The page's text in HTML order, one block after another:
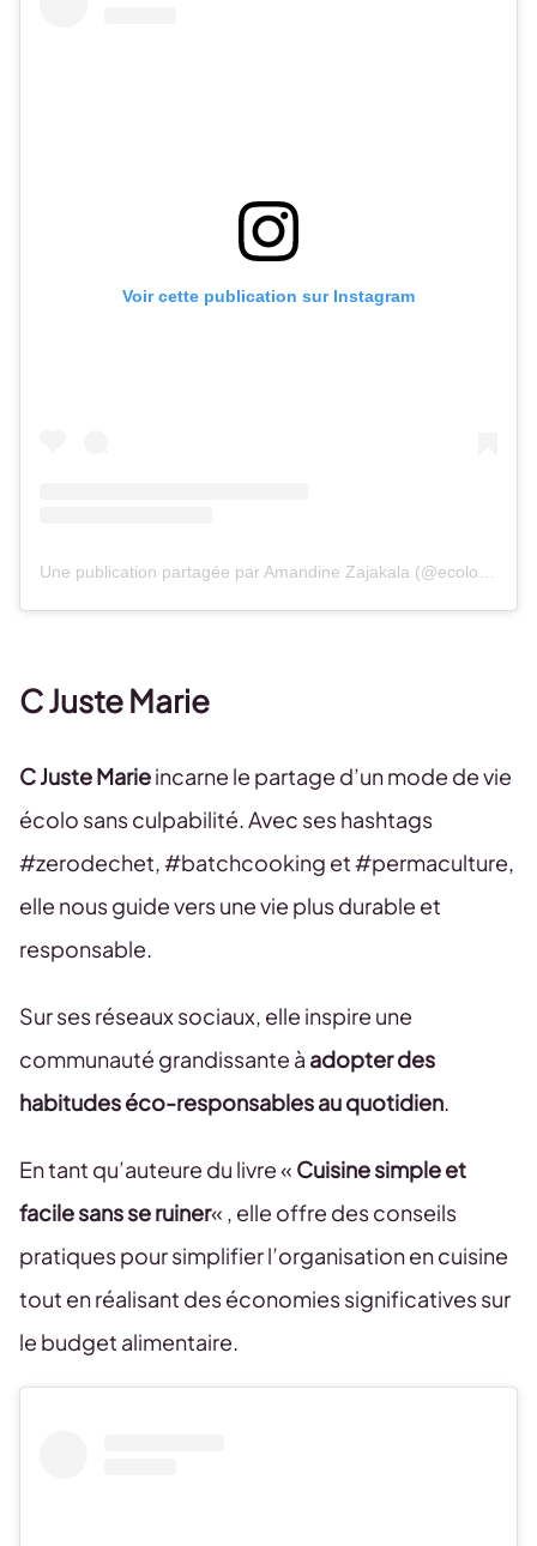
Voir cette publication sur Instagram
Une publication partagée par Amandine Zajakala (@ecolo__me)
C Juste Marie
C Juste Marieincarne le partage d’un mode de vie
écolo sans culpabilité. Avec ses hashtags
#zerodechet, #batchcooking et #permaculture,
elle nous guide vers une vie plus durable et
responsable.
Sur ses réseaux sociaux, elle inspire une
communauté grandissante à adopter des
habitudes éco-responsables au quotidien.
En tant qu’auteure du livre « Cuisine simple et
facile sans se ruiner« , elle offre des conseils
pratiques pour simplifier l’organisation en cuisine
tout en réalisant des économies significatives sur
le budget alimentaire.